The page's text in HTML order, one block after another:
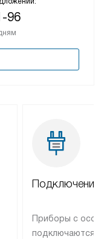
96
Подключение
Приборы с
подключаются к